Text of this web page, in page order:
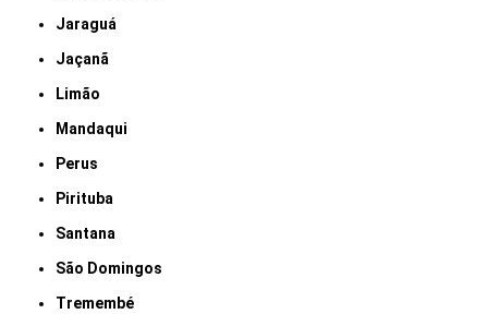
Jaraguá
Jaçanã
Limão
Mandaqui
Perus
Pirituba
Santana
São Domingos
Tremembé